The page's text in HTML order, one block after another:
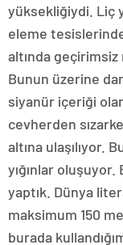
yüksekliğiydi. Liç
eleme
altında
Bunun üzerine
siyanür içeriği
cevherden
altına ulaşılıyor.
yığınlar oluşuyor.
yaptık. Dünya
maksimum 150
burada